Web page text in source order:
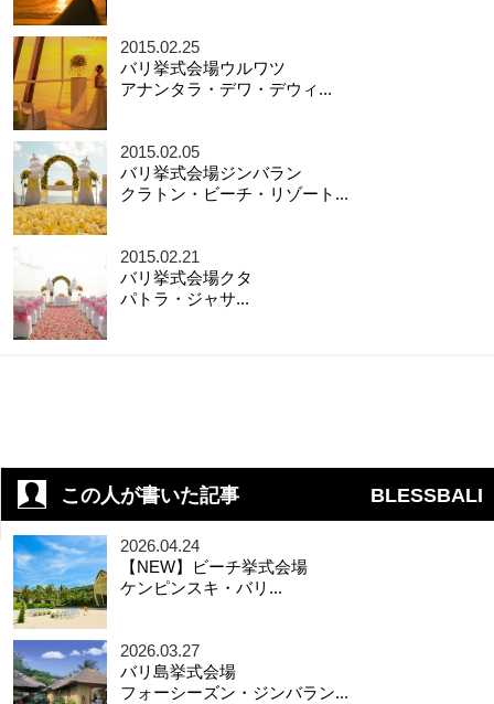
2015.02.25
バリ挙式会場ウルワツ
アナンタラ・デワ・デウィ...
2015.02.05
バリ挙式会場ジンバラン
クラトン・ビーチ・リゾート...
2015.02.21
バリ挙式会場クタ
パトラ・ジャサ...
この人が書いた記事 BLESSBALI
2026.04.24
【NEW】ビーチ挙式会場
ケンピンスキ・バリ...
2026.03.27
バリ島挙式会場
フォーシーズン・ジンバラン...